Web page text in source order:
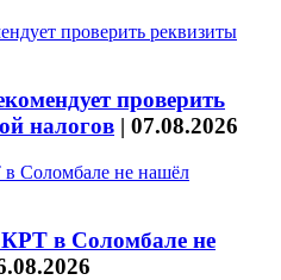
проверить
налогов | 07.08.2026
в Соломбале не